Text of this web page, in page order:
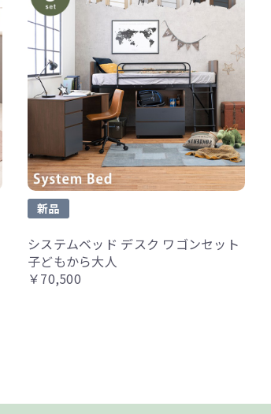
新品
システムベッド デスク ワゴンセット
子どもから大人
￥70,500